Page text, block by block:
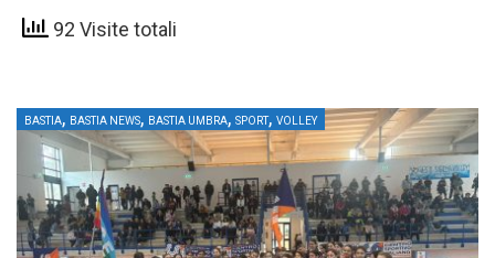
92 Visite totali
BASTIA, BASTIA NEWS, BASTIA UMBRA, SPORT, VOLLEY